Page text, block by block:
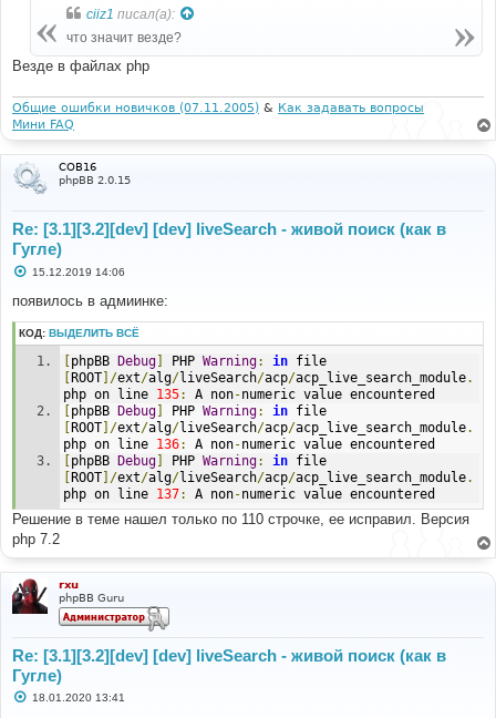
и
е
ciiz1 писал(а):
что значит везде?
Везде в файлах php
Общие ошибки новичков (07.11.2005) & Как задавать вопросы
Мини FAQ
COB16
phpBB 2.0.15
Re: [3.1][3.2][dev] [dev] liveSearch - живой поиск (как в
Гугле)
С
о
б
щ
е
15.12.2019 14:06
появилось в адмиинке:
КОД: ВЫДЕЛИТЬ ВСЁ
[phpBB Debug] PHP Warning: in
[ROOT]/ext/alg/liveSearch/acp/acp_live_search_module.
php on line 135: A non-numeric value encountered
[phpBB Debug] PHP Warning: in
[ROOT]/ext/alg/liveSearch/acp/acp_live_search_module.
php on line 136: A non-numeric value encountered
[phpBB Debug] PHP Warning: in
[ROOT]/ext/alg/liveSearch/acp/acp_live_search_module.
php on line 137: A non-numeric value encountered
Решение в теме нашел только по 110 строчке, ее исправил. Версия
php 7.2
rxu
phpBB Guru
Re: [3.1][3.2][dev] [dev] liveSearch - живой поиск (как в
Гугле)
С18.01.2020 13:41